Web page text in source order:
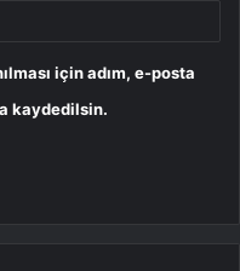
için adım, e-posta
kaydedilsin.